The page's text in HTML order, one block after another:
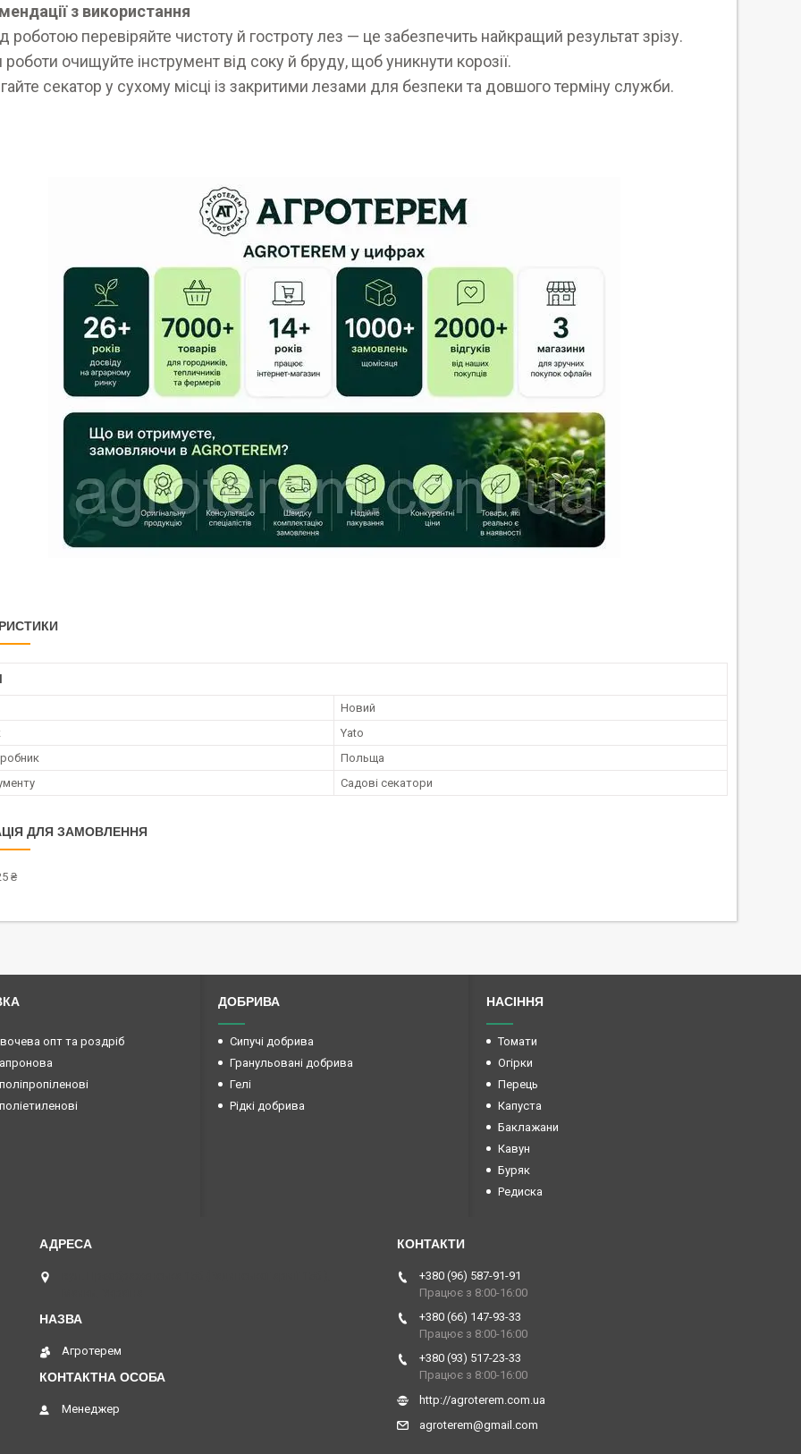
з використання
роботою перевіряйте чистоту й гостроту лез — це забезпечить найкращий результат зрізу.
роботи очищуйте інструмент від соку й бруду, щоб уникнути корозії.
секатор у сухому місці із закритими лезами для безпеки та довшого терміну служби.
Новий
Yato
Польща
Садові секатори
ДЛЯ ЗАМОВЛЕННЯ
₴
опт та роздріб
ДОБРИВА
Сипучі добрива
Гранульовані добрива
Гелі
Рідкі добрива
НАСІННЯ
Томати
Огірки
Перець
Капуста
Баклажани
Кавун
Буряк
Редиска
Агротерем
Менеджер
+380 (96) 587-91-91
Працює з 8:00-16:00
+380 (66) 147-93-33
Працює з 8:00-16:00
+380 (93) 517-23-33
Працює з 8:00-16:00
http://agroterem.com.ua
agroterem@gmail.com